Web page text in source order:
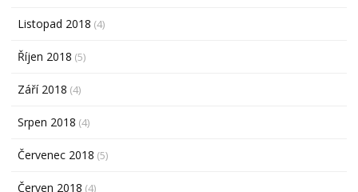
Listopad 2018 (4)
Říjen 2018 (5)
Září 2018 (4)
Srpen 2018 (4)
Červenec 2018 (5)
Červen 2018 (4)